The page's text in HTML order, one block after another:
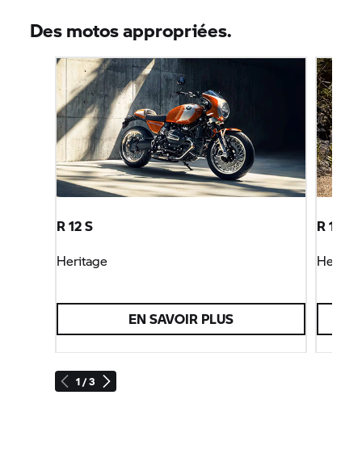
Des motos appropriées.
1 / 3
R 12 S
Heritage
EN SAVOIR PLUS
R 12